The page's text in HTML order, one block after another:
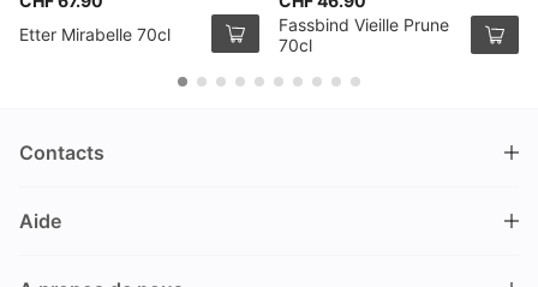
Etter Mirabelle 70cl
Fassbind Vieille Prune
70cl
Contacts
Nüschelerstrasse 35
Suisse
Aide